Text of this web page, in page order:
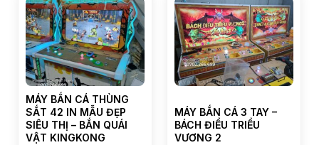
MÁY BẮN CÁ THÙNG
SẮT 42 IN MẪU ĐẸP
SIÊU THỊ – BẮN QUÁI
VẬT KINGKONG
MÁY BẮN CÁ 3 TAY –
BÁCH ĐIỂU TRIỀU
VƯƠNG 2